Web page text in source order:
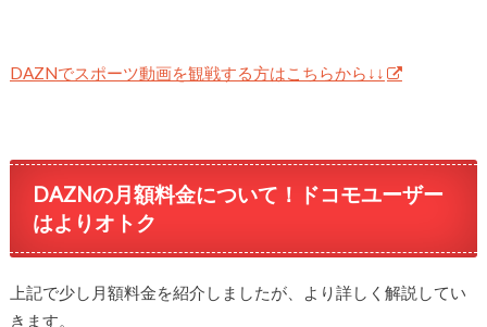
DAZNでスポーツ動画を観戦する方はこちらから↓↓
DAZNの月額料金について！ドコモユーザー
はよりオトク
上記で少し月額料金を紹介しましたが、より詳しく解説してい
きます。